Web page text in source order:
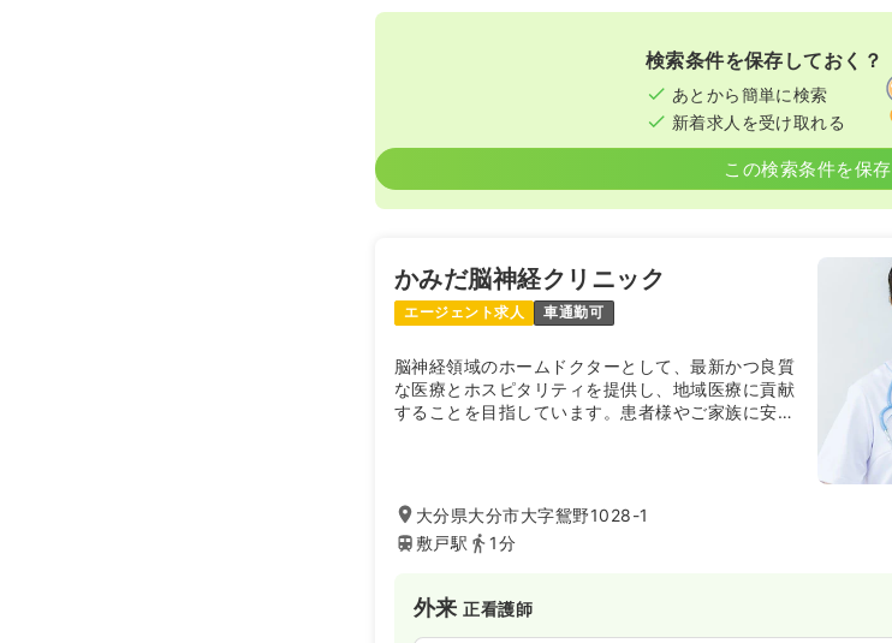
（休憩60分）
オンコールあり
検索条件を保存しておく？
あとから簡単に検索
新着求人を受け取れる
この検索条件を保存
かみだ脳神経クリニック
エージェント求人 車通勤可
脳神経領域のホームドクターとして、最新かつ良質
な医療とホスピタリティを提供し、地域医療に貢献
することを目指しています。患者様やご家族に安
大分県大分市大字鴛野1028-1
敷戸駅
1分
外来正看護師